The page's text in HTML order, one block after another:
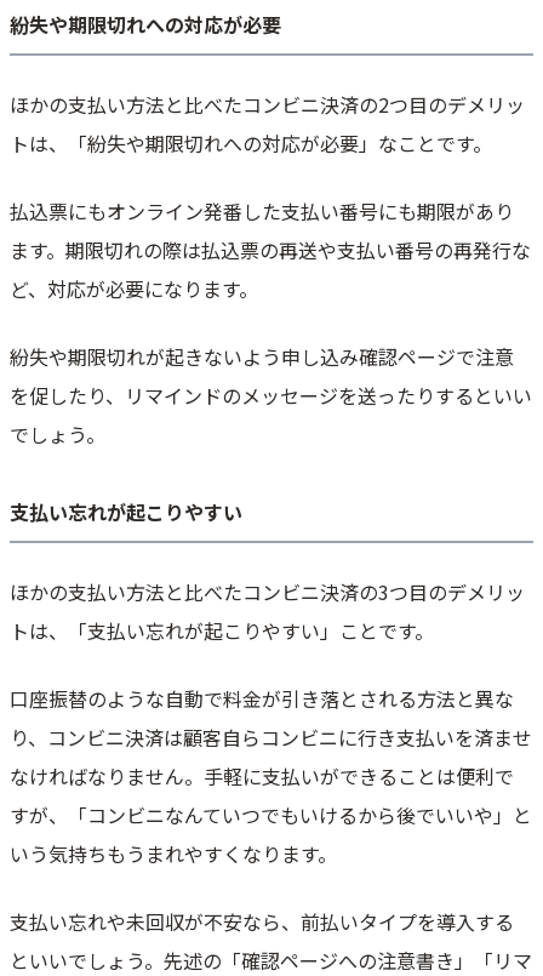
紛失や期限切れへの対応が必要
ほかの支払い方法と比べたコンビニ決済の2つ目のデメリッ
トは、「紛失や期限切れへの対応が必要」なことです。
払込票にもオンライン発番した支払い番号にも期限があり
ます。期限切れの際は払込票の再送や支払い番号の再発行な
ど、対応が必要になります。
紛失や期限切れが起きないよう申し込み確認ページで注意
を促したり、リマインドのメッセージを送ったりするといい
でしょう。
支払い忘れが起こりやすい
ほかの支払い方法と比べたコンビニ決済の3つ目のデメリッ
トは、「支払い忘れが起こりやすい」ことです。
口座振替のような自動で料金が引き落とされる方法と異な
り、コンビニ決済は顧客自らコンビニに行き支払いを済ませ
なければなりません。手軽に支払いができることは便利で
すが、「コンビニなんていつでもいけるから後でいいや」と
いう気持ちもうまれやすくなります。
支払い忘れや未回収が不安なら、前払いタイプを導入する
といいでしょう。先述の「確認ページへの注意書き」「リマ